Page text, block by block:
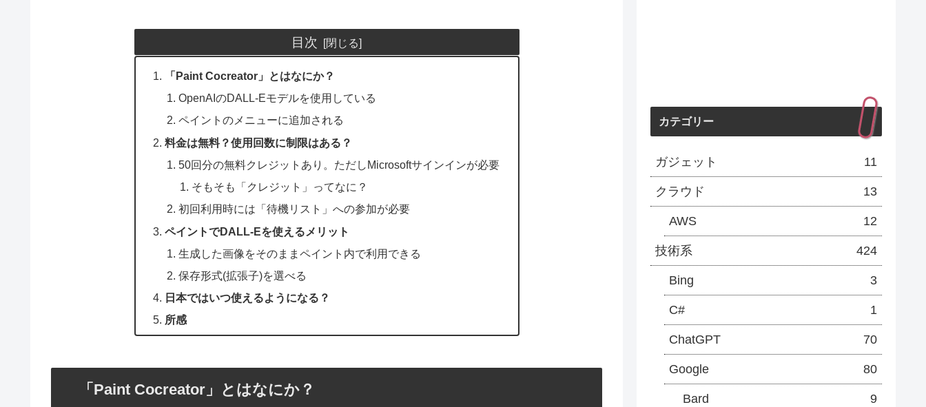
目次
「Paint Cocreator」とはなにか？
OpenAIのDALL-Eモデルを使用している
ペイントのメニューに追加される
料金は無料？使用回数に制限はある？
50回分の無料クレジットあり。ただしMicrosoftサインインが必要
そもそも「クレジット」ってなに？
初回利用時には「待機リスト」への参加が必要
ペイントでDALL-Eを使えるメリット
生成した画像をそのままペイント内で利用できる
保存形式(拡張子)を選べる
日本ではいつ使えるようになる？
所感
「Paint Cocreator」とはなにか？
カテゴリー
ガジェット 11
クラウド 13
AWS 12
技術系 424
Bing 3
C# 1
ChatGPT 70
Google 80
Bard 9